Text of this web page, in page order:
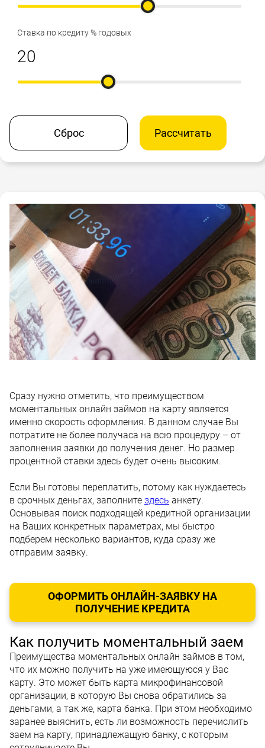
Ставка по кредиту % годовых
Сброс Рассчитать
Сразу нужно отметить, что преимуществом
моментальных онлайн займов на карту является
именно скорость оформления. В данном случае Вы
потратите не более получаса на всю процедуру – от
заполнения заявки до получения денег. Но размер
процентной ставки здесь будет очень высоким.
Если Вы готовы переплатить, потому как нуждаетесь
в срочных деньгах, заполните здесь анкету.
Основывая поиск подходящей кредитной организации
на Ваших конкретных параметрах, мы быстро
подберем несколько вариантов, куда сразу же
отправим заявку.
ОФОРМИТЬ ОНЛАЙН-ЗАЯВКУ НА
ПОЛУЧЕНИЕ КРЕДИТА
Как получить моментальный заем
Преимущества моментальных онлайн займов в том,
что их можно получить на уже имеющуюся у Вас
карту. Это может быть карта микрофинансовой
организации, в которую Вы снова обратились за
деньгами, а так же, карта банка. При этом необходимо
заранее выяснить, есть ли возможность перечислить
заем на карту, принадлежащую банку, с которым